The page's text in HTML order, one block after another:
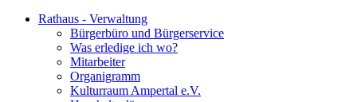
Rathaus - Verwaltung
Bürgerbüro und Bürgerservice
Was erledige ich wo?
Mitarbeiter
Organigramm
Kulturraum Ampertal e.V.